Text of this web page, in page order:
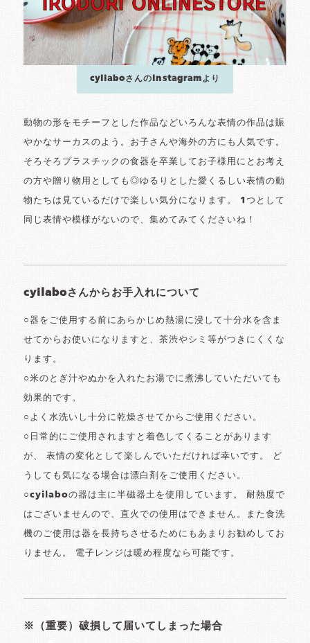
cyilaboさんのInstagramより
動物の形をモチーフとした作品などいろんな表情の作品は賑
やかなサーカスのよう。お子さんや海外の方にも人気です。
そろそろプラスチックの食器を卒業してお子様用にとお考え
の方や贈り物用としても◎ゆるりとした愛くるしい表情の動
物たちは見ているだけで楽しい気分になります。 1つとして
同じ表情や模様がないので、集めてみてくださいね！
cyilaboさんからお手入れについて
○器をご使用する前にあらかじめ熱湯に浸して十分水を含ま
せてからお使いになりますと、茶渋やシミ等がつきにくくな
ります。
○米のとぎ汁やぬかを入れたお湯でに煮沸していただいても
効果的です。
○よく水洗いし十分に乾燥させてからご使用ください。
○日常的にご使用されますと着色してくることがあります
が、 表情の変化として楽しんでいただければ幸いです。 ど
うしても気になる場合は漂白剤をご使用ください。
○cyilaboの器は主に半磁器土を使用しています。 耐熱度で
はございませんので、直火での使用はできません。また食洗
機のご使用は器を長持ちさせるためにもあまりお勧めしてお
りません。 電子レンジは暖め程度なら可能です。
※（重要）破損して届いてしまった場合